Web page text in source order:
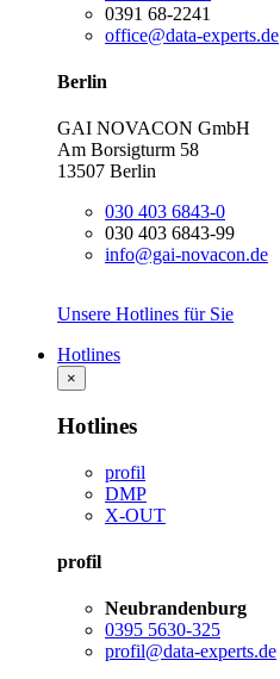
0391 68-2241
office@data-experts.de
Berlin
GAI NOVACON GmbH
Am Borsigturm 58
13507 Berlin
030 403 6843-0
030 403 6843-99
info@gai-novacon.de
Unsere Hotlines für Sie
Hotlines
×
Hotlines
profil
DMP
X-OUT
profil
Neubrandenburg
0395 5630-325
profil@data-experts.de